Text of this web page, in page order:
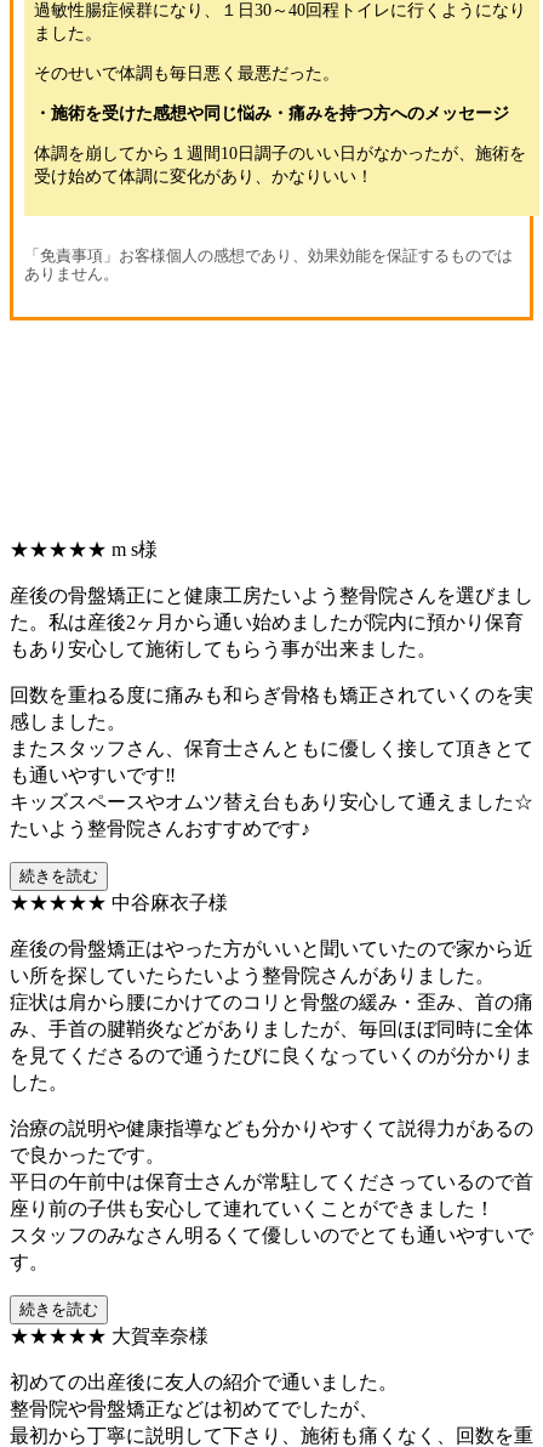
過敏性腸症候群になり、１日30～40回程トイレに行くようになり
ました。
そのせいで体調も毎日悪く最悪だった。
・施術を受けた感想や同じ悩み・痛みを持つ方へのメッセージ
体調を崩してから１週間10日調子のいい日がなかったが、施術を
受け始めて体調に変化があり、かなりいい！
「免責事項」お客様個人の感想であり、効果効能を保証するものでは
ありません。
★★★★★ m s様
産後の骨盤矯正にと健康工房たいよう整骨院さんを選びまし
た。私は産後2ヶ月から通い始めましたが院内に預かり保育
もあり安心して施術してもらう事が出来ました。
回数を重ねる度に痛みも和らぎ骨格も矯正されていくのを実
感しました。
またスタッフさん、保育士さんともに優しく接して頂きとて
も通いやすいです‼︎
キッズスペースやオムツ替え台もあり安心して通えました☆
たいよう整骨院さんおすすめです♪
続きを読む
★★★★★ 中谷麻衣子様
産後の骨盤矯正はやった方がいいと聞いていたので家から近
い所を探していたらたいよう整骨院さんがありました。
症状は肩から腰にかけてのコリと骨盤の緩み・歪み、首の痛
み、手首の腱鞘炎などがありましたが、毎回ほぼ同時に全体
を見てくださるので通うたびに良くなっていくのが分かりま
した。
治療の説明や健康指導なども分かりやすくて説得力があるの
で良かったです。
平日の午前中は保育士さんが常駐してくださっているので首
座り前の子供も安心して連れていくことができました！
スタッフのみなさん明るくて優しいのでとても通いやすいで
す。
続きを読む
★★★★★ 大賀幸奈様
初めての出産後に友人の紹介で通いました。
整骨院や骨盤矯正などは初めてでしたが、
最初から丁寧に説明して下さり、施術も痛くなく、回数を重